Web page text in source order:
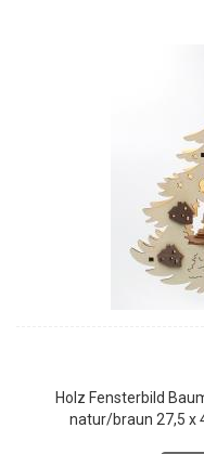
Holz Fensterbild
natur/braun 27,5 x